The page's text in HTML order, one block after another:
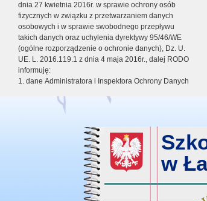
dnia 27 kwietnia 2016r. w sprawie ochrony osób
fizycznych w związku z przetwarzaniem danych
osobowych i w sprawie swobodnego przepływu
takich danych oraz uchylenia dyrektywy 95/46/WE
(ogólne rozporządzenie o ochronie danych), Dz. U.
UE. L. 2016.119.1 z dnia 4 maja 2016r., dalej RODO
informuję:
1. dane Administratora i Inspektora Ochrony Danych
w